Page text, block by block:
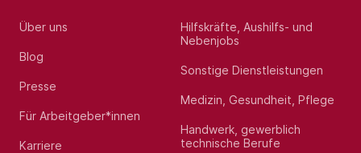
Über uns
Blog
Presse
Für Arbeitgeber*innen
Karriere
Hilfskräfte, Aushilfs- und
Nebenjobs
Sonstige Dienstleistungen
Medizin, Gesundheit, Pflege
Handwerk, gewerblich
technische Berufe